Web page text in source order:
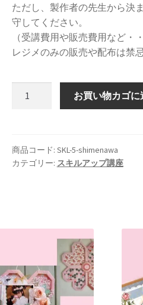
ただし、製作者の先生から決
守してください。
（受講費用や販売費用など・・
レジメのみの販売や配布は禁忌
ッ
プ
わ
い
い
お買い物カゴに
商品コード: SKL-5-shimenawa
カテゴリー: スキルアップ講座